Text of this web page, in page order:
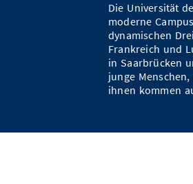
Die Universität
moderne
dynamischen
Frankreich und
in Saarbrücken
junge
ihnen kommen